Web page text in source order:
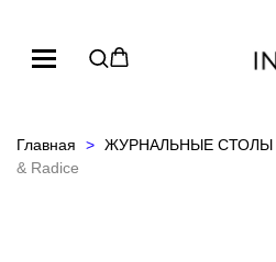
Главная ЖУРНАЛЬНЫЕ СТОЛЫ
& Radice